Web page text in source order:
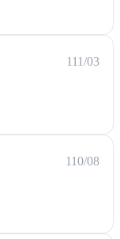
111/03
110/08